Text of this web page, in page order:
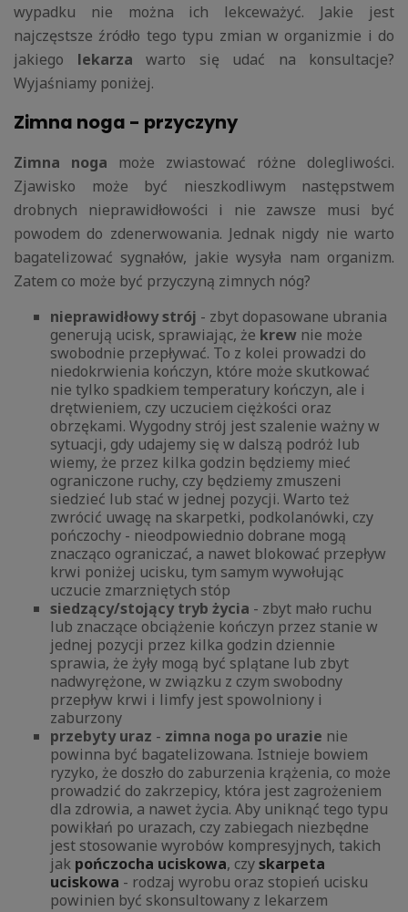
wypadku nie można ich lekceważyć. Jakie jest
najczęstsze źródło tego typu zmian w organizmie i do
jakiego lekarza warto się udać na konsultacje?
Wyjaśniamy poniżej.
Zimna noga - przyczyny
Zimna noga może zwiastować różne dolegliwości.
Zjawisko może być nieszkodliwym następstwem
drobnych nieprawidłowości i nie zawsze musi być
powodem do zdenerwowania. Jednak nigdy nie warto
bagatelizować sygnałów, jakie wysyła nam organizm.
Zatem co może być przyczyną zimnych nóg?
nieprawidłowy strój - zbyt dopasowane ubrania
generują ucisk, sprawiając, że krew nie może
swobodnie przepływać. To z kolei prowadzi do
niedokrwienia kończyn, które może skutkować
nie tylko spadkiem temperatury kończyn, ale i
drętwieniem, czy uczuciem ciężkości oraz
obrzękami. Wygodny strój jest szalenie ważny w
sytuacji, gdy udajemy się w dalszą podróż lub
wiemy, że przez kilka godzin będziemy mieć
ograniczone ruchy, czy będziemy zmuszeni
siedzieć lub stać w jednej pozycji. Warto też
zwrócić uwagę na skarpetki, podkolanówki, czy
pończochy - nieodpowiednio dobrane mogą
znacząco ograniczać, a nawet blokować przepływ
krwi poniżej ucisku, tym samym wywołując
uczucie zmarzniętych stóp
siedzący/stojący tryb życia - zbyt mało ruchu
lub znaczące obciążenie kończyn przez stanie w
jednej pozycji przez kilka godzin dziennie
sprawia, że żyły mogą być splątane lub zbyt
nadwyrężone, w związku z czym swobodny
przepływ krwi i limfy jest spowolniony i
zaburzony
przebyty uraz - zimna noga po urazie nie
powinna być bagatelizowana. Istnieje bowiem
ryzyko, że doszło do zaburzenia krążenia, co może
prowadzić do zakrzepicy, która jest zagrożeniem
dla zdrowia, a nawet życia. Aby uniknąć tego typu
powikłań po urazach, czy zabiegach niezbędne
jest stosowanie wyrobów kompresyjnych, takich
jak pończocha uciskowa, czyskarpeta
uciskowa - rodzaj wyrobu oraz stopień ucisku
powinien być skonsultowany z lekarzem